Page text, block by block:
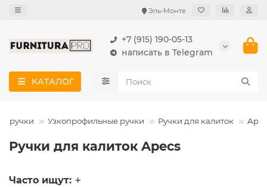
Эль-Монте
+7 (915) 190-05-13
написать в Telegram
КАТАЛОГ
ручки Узкопрофильные ручки Ручки для калиток
Ручки для калиток Apecs
Часто ищут: